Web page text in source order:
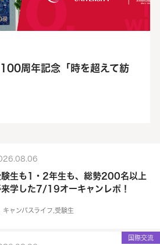
100周年記念「時を超えて紡
験生も1・2年生も、総勢200名以上
来学した7/19オーキャンレポ！
キャンパスライフ ,受験生
国際交流